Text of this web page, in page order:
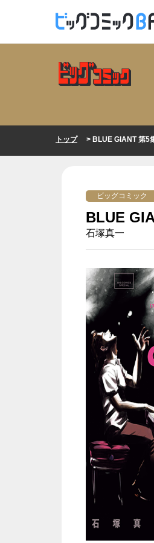
トップ> BLUE GIANT 第5
ビッグコミック
BLUE
石塚真一